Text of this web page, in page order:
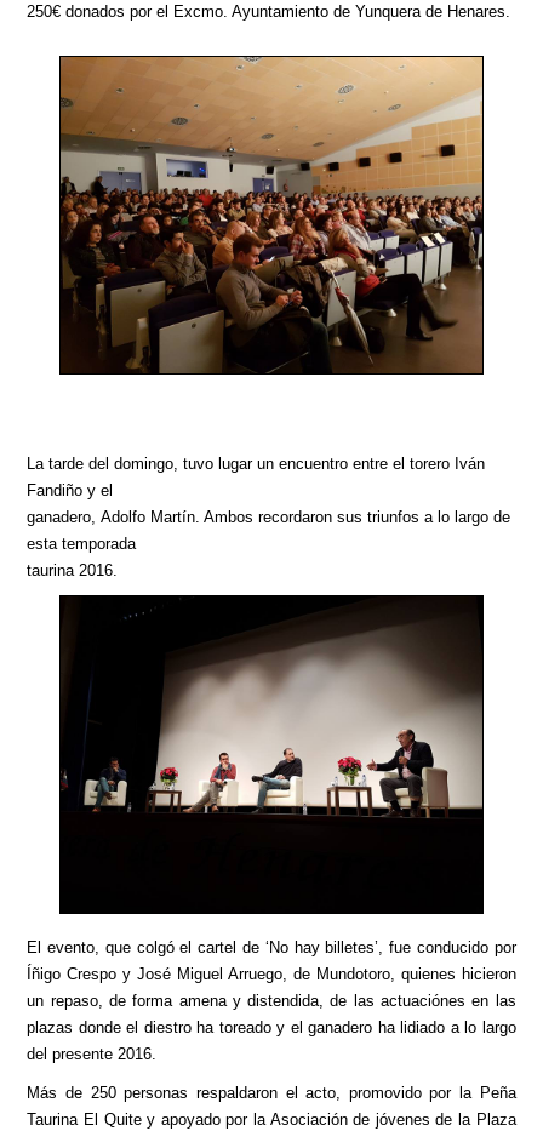
250€ donados por el Excmo. Ayuntamiento de Yunquera de Henares.
La tarde del domingo, tuvo lugar un encuentro entre el torero Iván
Fandiño y el
ganadero, Adolfo Martín. Ambos recordaron sus triunfos a lo largo de
esta temporada
taurina 2016.
El evento, que colgó el cartel de ‘No hay billetes’, fue conducido por
Íñigo Crespo y José Miguel Arruego, de Mundotoro, quienes hicieron
un repaso, de forma amena y distendida, de las actuaciónes en las
plazas donde el diestro ha toreado y el ganadero ha lidiado a lo largo
del presente 2016.
Más de 250 personas respaldaron el acto, promovido por la Peña
Taurina El Quite y apoyado por la Asociación de jóvenes de la Plaza